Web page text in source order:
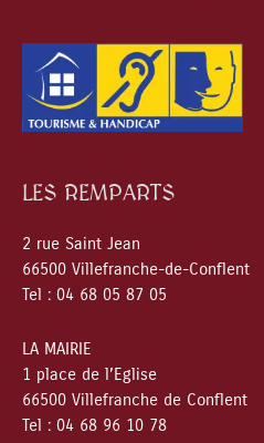
LES REMPARTS
2 rue Saint Jean
66500 Villefranche-de-Conflent
Tel : 04 68 05 87 05
LA MAIRIE
1 place de l’Eglise
66500 Villefranche de Conflent
Tel : 04 68 96 10 78